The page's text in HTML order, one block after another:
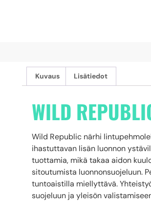
Kuvaus Lisätiedot
WILD
Wild Republic närhi
ihastuttavan lisän luonnon
tuottamia, mikä takaa aidon
sitoutumista luonnonsuojeluun.
tuntoaistilla miellyttävä.
suojeluun ja yleisön